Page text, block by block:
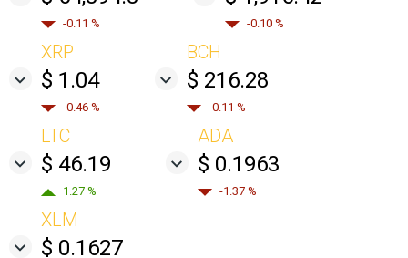
-0.11 % -0.10 %
XRP
$ 1.04
-0.46 %
BCH
$ 216.28
-0.11 %
LTC
$ 46.19
1.27 %
ADA
$ 0.1963
-1.37 %
XLM
$ 0.1627